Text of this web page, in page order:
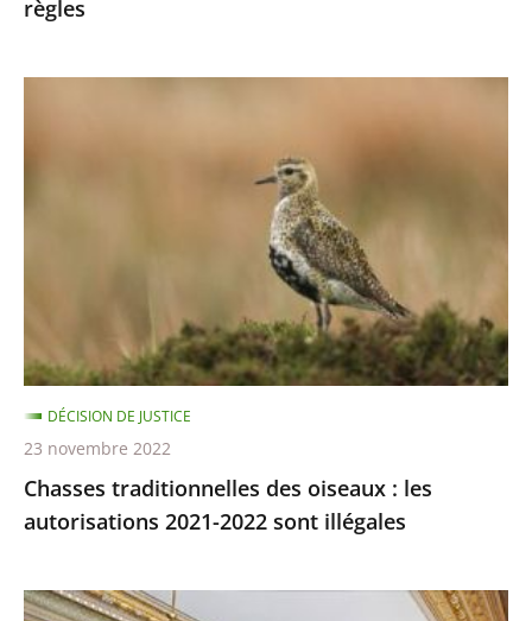
règles
règles
2022
sont
illégales
Chasses traditionnelles des oiseaux : les
autorisations 2021-2022 sont illégales
DÉCISION DE JUSTICE
23 novembre 2022
Ocean